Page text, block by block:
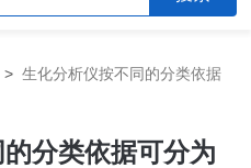
>生化分析仪按不同的分类依据
分类依据可分为